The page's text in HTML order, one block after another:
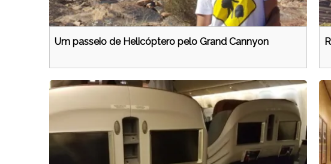
Um passeio de Helicóptero pelo Grand Cannyon